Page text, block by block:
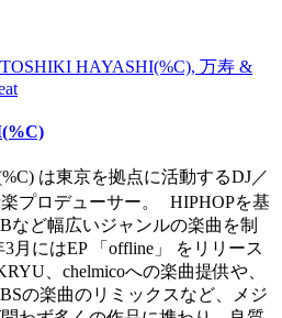
TOSHIKI HAYASHI(%C), 万寿 &
は東京を拠点に活動するDJ／
プロデューサー。 HIPHOPを基
など幅広いジャンルの楽曲を制
月にはEP 「offline」 をリリース
、chelmicoへの楽曲提供や、
の楽曲のリミックスなど、メジ